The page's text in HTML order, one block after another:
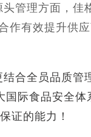
头管理方面，佳
作有效提升供
合全员品质管
国际食品安全体
证的能力！